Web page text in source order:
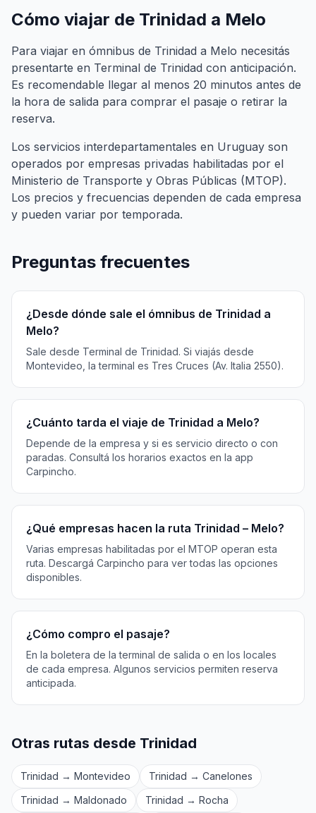
Cómo viajar de Trinidad a Melo
Para viajar en ómnibus de Trinidad a Melo necesitás
presentarte en Terminal de Trinidad con anticipación.
Es recomendable llegar al menos 20 minutos antes de
la hora de salida para comprar el pasaje o retirar la
reserva.
Los servicios interdepartamentales en Uruguay son
operados por empresas privadas habilitadas por el
Ministerio de Transporte y Obras Públicas (MTOP).
Los precios y frecuencias dependen de cada empresa
y pueden variar por temporada.
Preguntas frecuentes
¿Desde dónde sale el ómnibus de Trinidad a
Melo?
Sale desde Terminal de Trinidad. Si viajás desde
Montevideo, la terminal es Tres Cruces (Av. Italia 2550).
¿Cuánto tarda el viaje de Trinidad a Melo?
Depende de la empresa y si es servicio directo o con
paradas. Consultá los horarios exactos en la app
Carpincho.
¿Qué empresas hacen la ruta Trinidad – Melo?
Varias empresas habilitadas por el MTOP operan esta
ruta. Descargá Carpincho para ver todas las opciones
disponibles.
¿Cómo compro el pasaje?
En la boletera de la terminal de salida o en los locales
de cada empresa. Algunos servicios permiten reserva
anticipada.
Otras rutas desde Trinidad
Trinidad → Montevideo
Trinidad → Canelones
Trinidad → Maldonado
Trinidad → Rocha